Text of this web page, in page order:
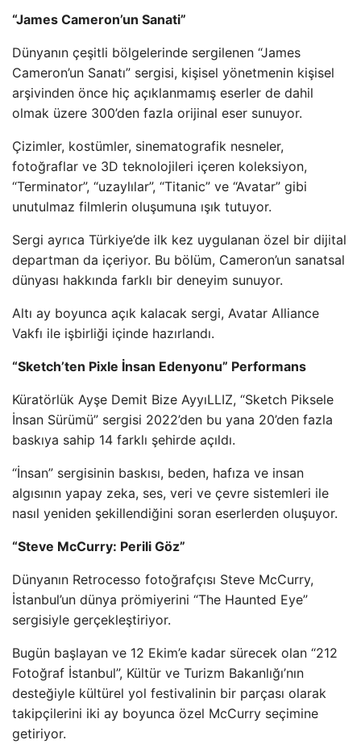
“James Cameron’un Sanati”
Dünyanın çeşitli bölgelerinde sergilenen “James
Cameron’un Sanatı” sergisi, kişisel yönetmenin kişisel
arşivinden önce hiç açıklanmamış eserler de dahil
olmak üzere 300’den fazla orijinal eser sunuyor.
Çizimler, kostümler, sinematografik nesneler,
fotoğraflar ve 3D teknolojileri içeren koleksiyon,
“Terminator”, “uzaylılar”, “Titanic” ve “Avatar” gibi
unutulmaz filmlerin oluşumuna ışık tutuyor.
Sergi ayrıca Türkiye’de ilk kez uygulanan özel bir dijital
departman da içeriyor. Bu bölüm, Cameron’un sanatsal
dünyası hakkında farklı bir deneyim sunuyor.
Altı ay boyunca açık kalacak sergi, Avatar Alliance
Vakfı ile işbirliği içinde hazırlandı.
“Sketch’ten Pixle İnsan Edenyonu” Performans
Küratörlük Ayşe Demit Bize AyyıLLIZ, “Sketch Piksele
İnsan Sürümü” sergisi 2022’den bu yana 20’den fazla
baskıya sahip 14 farklı şehirde açıldı.
“İnsan” sergisinin baskısı, beden, hafıza ve insan
algısının yapay zeka, ses, veri ve çevre sistemleri ile
nasıl yeniden şekillendiğini soran eserlerden oluşuyor.
“Steve McCurry: Perili Göz”
Dünyanın Retrocesso fotoğrafçısı Steve McCurry,
İstanbul’un dünya prömiyerini “The Haunted Eye”
sergisiyle gerçekleştiriyor.
Bugün başlayan ve 12 Ekim’e kadar sürecek olan “212
Fotoğraf İstanbul”, Kültür ve Turizm Bakanlığı’nın
desteğiyle kültürel yol festivalinin bir parçası olarak
takipçilerini iki ay boyunca özel McCurry seçimine
getiriyor.